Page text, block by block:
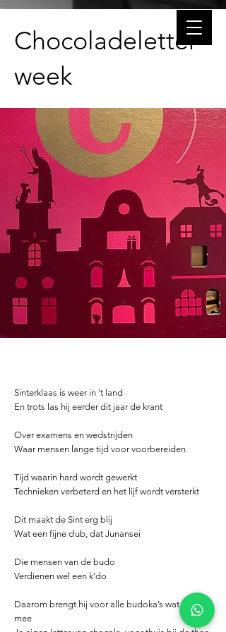
Chocoladeletter
week
Sinterklaas is weer in ‘t land
En trots las hij eerder dit jaar de krant
Over examens en wedstrijden
Waar mensen lange tijd voor voorbereiden
Tijd waarin hard wordt gewerkt
Technieken verbeterd en het lijf wordt versterkt
Dit maakt de Sint erg blij
Wat een fijne club, dat Junansei
Die mensen van de budo
Verdienen wel een k’do
Daarom brengt hij voor alle budoka’s wat lekkers
mee